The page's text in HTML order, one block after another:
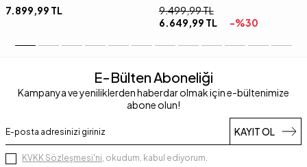
7.899,99 TL 9.499,99TL
6.649,99 TL -%30
E-Bülten Aboneliği
Kampanya ve yeniliklerden haberdar olmak için e-bültenimize
abone olun!
KAYIT OL
KVKK Sözleşmesi'ni, okudum, kabul ediyorum.